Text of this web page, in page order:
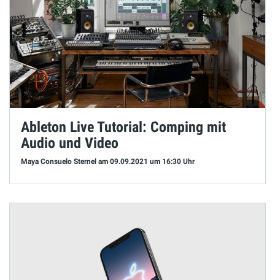
Ableton Live Tutorial: Comping mit
Audio und Video
Maya Consuelo Sternel am 09.09.2021 um 16:30 Uhr